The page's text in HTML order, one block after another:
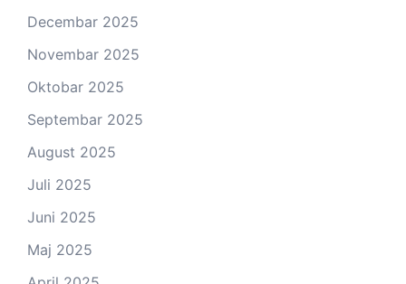
Decembar 2025
Novembar 2025
Oktobar 2025
Septembar 2025
August 2025
Juli 2025
Juni 2025
Maj 2025